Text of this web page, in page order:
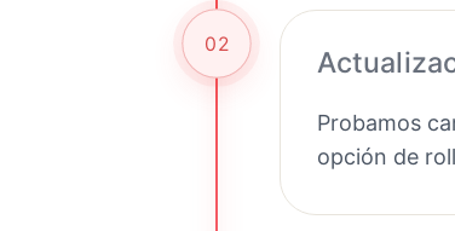
02
Probamos
opción de